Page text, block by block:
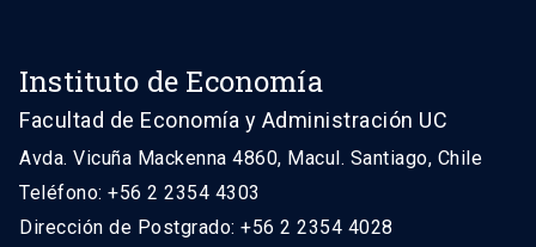
Instituto de Economía
Facultad de Economía y Administración UC
Avda. Vicuña Mackenna 4860, Macul. Santiago, Chile
Teléfono: +56 2 2354 4303
Dirección de Postgrado: +56 2 2354 4028